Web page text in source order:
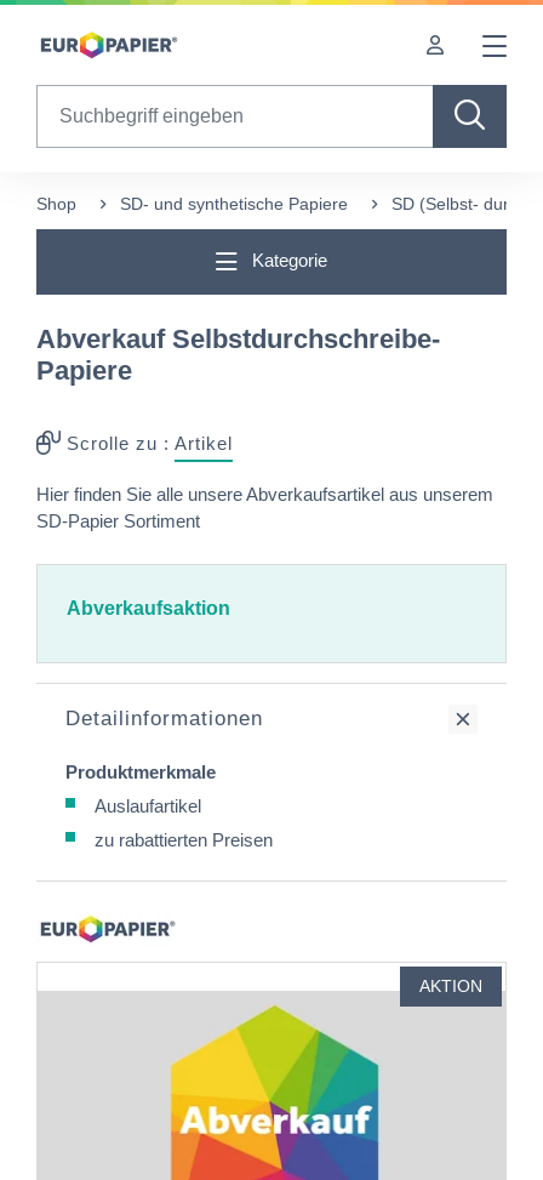
Table Of Content
Shop SD- und synthetische Papiere SD (Selbst-
Kategorie
Abverkauf Selbstdurchschreibe-
Papiere
Scrolle zu : Artikel
Hier finden Sie alle unsere Abverkaufsartikel aus unserem
SD-Papier Sortiment
Abverkaufsaktion
Detailinformationen
Produktmerkmale
Auslaufartikel
zu rabattierten Preisen
AKTION